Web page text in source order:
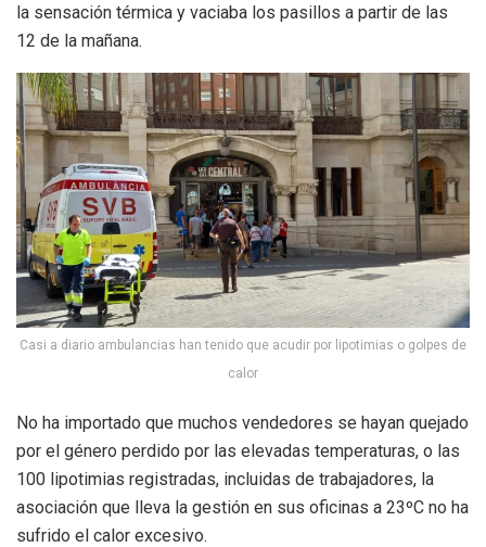
la sensación térmica y vaciaba los pasillos a partir de las
12 de la mañana.
Casi a diario ambulancias han tenido que acudir por lipotimias o golpes de
calor
No ha importado que muchos vendedores se hayan quejado
por el género perdido por las elevadas temperaturas, o las
100 lipotimias registradas, incluidas de trabajadores, la
asociación que lleva la gestión en sus oficinas a 23ºC no ha
sufrido el calor excesivo.